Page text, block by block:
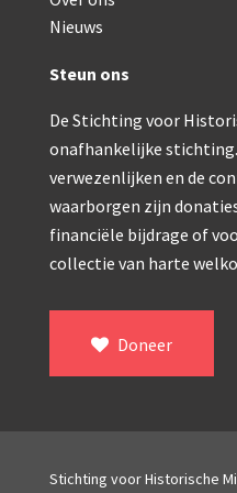
Watson & Sons, No. 1
Reichert
Winkel, statief
ROW,
Troughton &
Bleeker,
Nieuws
Steun ons
De Stichting voor
onafhankelijke
verwezenlijken en de
waarborgen zijn
financiële bijdrage of
collectie van harte
Doneer
Stichting voor Historische